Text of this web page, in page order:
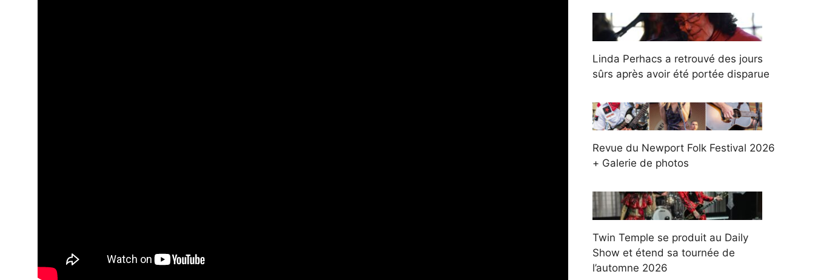
Linda Perhacs a retrouvé des jours
sûrs après avoir été portée disparue
Revue du Newport Folk Festival 2026
+ Galerie de photos
Twin Temple se produit au Daily
Show et étend sa tournée de
l’automne 2026